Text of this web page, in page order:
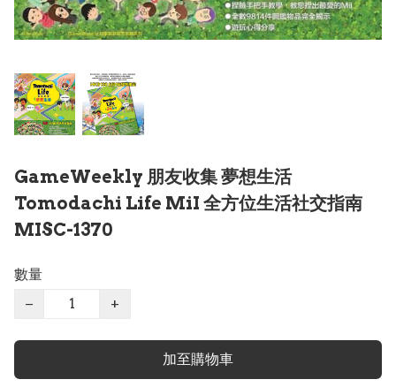
GameWeekly 朋友收集 夢想生活
Tomodachi Life MiI 全方位生活社交指南
MISC-1370
數量
−
+
加至購物車